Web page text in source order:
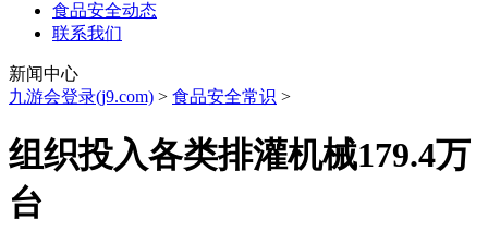
食品安全动态
联系我们
新闻中心
九游会登录(j9.com) > 食品安全常识 >
组织投入各类排灌机械179.4万
台